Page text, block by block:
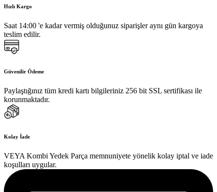
Hızlı Kargo
Saat 14:00 'e kadar vermiş olduğunuz siparişler aynı gün kargoya
teslim edilir.
Güvenilir Ödeme
Paylaştığınız tüm kredi kartı bilgileriniz 256 bit SSL sertifikası ile
korunmaktadır.
Kolay İade
VEYA Kombi Yedek Parça memnuniyete yönelik kolay iptal ve iade
koşulları uygular.